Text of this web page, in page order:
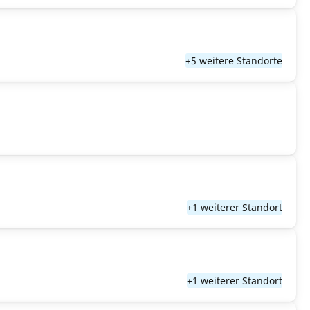
+5 weitere Standorte
+1 weiterer Standort
+1 weiterer Standort